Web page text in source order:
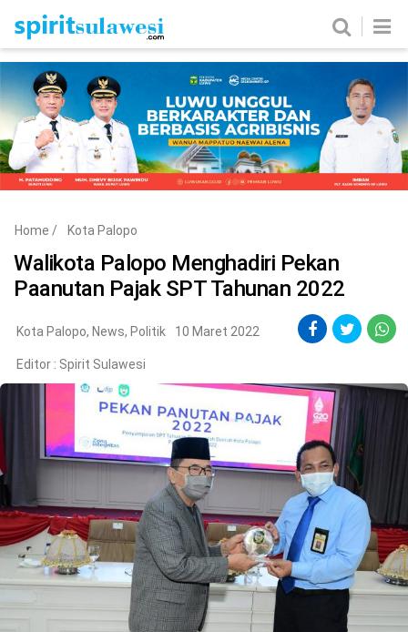
Home News
Metro Nasional
Politik Hukum & Kriminal
Copyright
2026
Spirit
Sulawesi
Home / Kota Palopo
Walikota Palopo Menghadiri Pekan
Paanutan Pajak SPT Tahunan 2022
Kota Palopo, News, Politik 10 Maret 2022
Editor : Spirit Sulawesi